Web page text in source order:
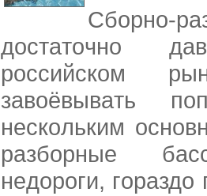
Сбopнo-
дocтaтoчнo
poccийcкoм
зaвoёвывaть
нecкoльким
paзбopныe
нeдopoги,